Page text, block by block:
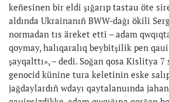
keñesinen bir eldi şığarıp tastau öte
aldında Ukrainanıñ BWW-dağı ökili
normadan tıs äreket etti – adam
qoymay, halıqaralıq beybitşilik pen
şayqalttı», – dedi. Soğan qosa Kislitya 7
genocid künine tura keletinin eske
jağdaylardıñ wdayı qaytalanuında